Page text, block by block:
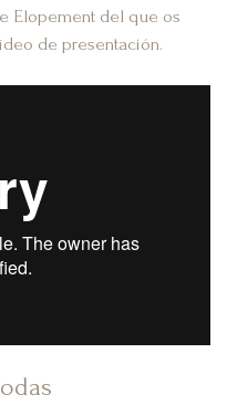
Elopement del que os
de presentación.